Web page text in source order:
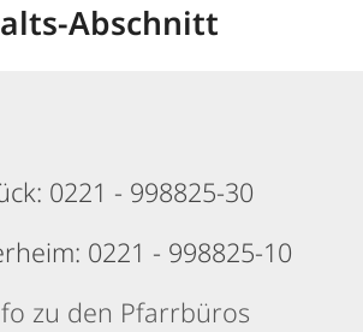
Abschnitt
0221 - 998825-30
0221 - 998825-10
zu den Pfarrbüros